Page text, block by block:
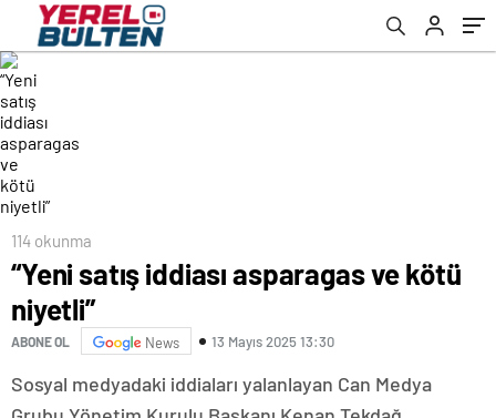
114 okunma
“Yeni satış iddiası asparagas ve kötü
niyetli”
ABONE OL News 13 Mayıs 2025 13:30
Sosyal medyadaki iddiaları yalanlayan Can Medya